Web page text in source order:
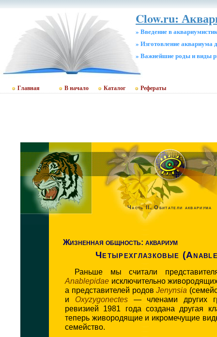
Clow.ru:
» Введение в
» Изготовление аквариума
» Важнейшие роды и виды
Главная В начало Каталог Рефераты
Часть II. Обитатели аквариума
Жизненная общность: аквариум
Четырехглазковые
Раньше мы считали
Anablepidaeисключительно
а представителей родовJenynsia
и Oxyzygonectes— членами других
ревизией 1981 года создана другая
теперь живородящие и икромечущие
семейство.